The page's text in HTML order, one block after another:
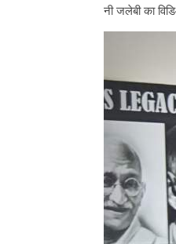
नी जलेबी का